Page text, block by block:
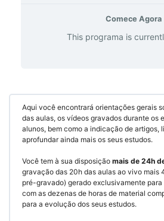
Comece Agora
This programa is
Aqui você encontrará orientações gerais
das aulas, os vídeos gravados durante os
alunos, bem como a indicação de artigos,
aprofundar ainda mais os seus estudos.
Você tem à sua disposição mais de 24h
gravação das 20h das aulas ao vivo mais
pré-gravado) gerado exclusivamente
com as dezenas de horas de material
para a evolução dos seus estudos.